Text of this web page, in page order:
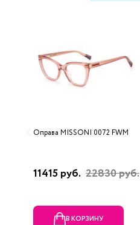
Оправа MISSONI 0072 FWM
11415 руб. 22830 руб.
В КОРЗИНУ